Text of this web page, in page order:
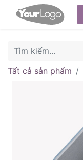
Tất cả sản phẩm